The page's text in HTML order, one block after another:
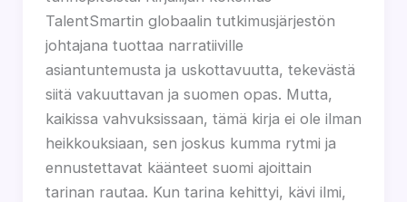
TalentSmartin globaalin tutkimusjärjestön
johtajana tuottaa narratiiville
asiantuntemusta ja uskottavuutta, tekevästä
siitä vakuuttavan ja suomen opas. Mutta,
kaikissa vahvuksissaan, tämä kirja ei ole ilman
heikkouksiaan, sen joskus kumma rytmi ja
ennustettavat käänteet suomi ajoittain
tarinan rautaa. Kun tarina kehittyi, kävi ilmi,